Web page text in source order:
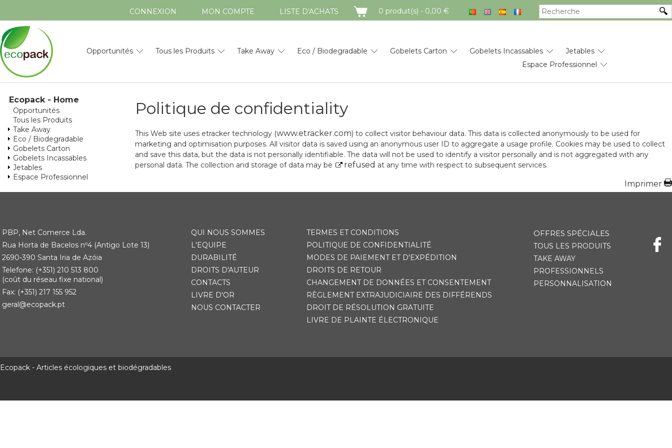
CONNEXION MON COMPTE LISTE D'ACHATS PANIER
0 produit(s) - 0,00 €
Opportunités Tous les Produits Take Away Eco / Biodegradable Gobelets Carton Gobelets Incassables
Jetables
Espace Professionnel
Ecopack - Home
Opportunités
Tous les Produits
Take Away
Eco / Biodegradable
Gobelets Carton
Gobelets Incassables
Jetables
Espace Professionnel
Politique de confidentiality
This Web site uses etracker technology (www.etracker.com) to collect visitor behaviour data. This data is collected anonymously to be used for
marketing and optimisation purposes. All visitor data is saved using an anonymous user ID to aggregate a usage profile. Cookies may be used to collect
and save this data, but the data is not personally identifiable. The data will not be used to identify a visitor personally and is not aggregated with any
personal data. The collection and storage of data may be
refused at any time with respect to subsequent services.
Imprimer
PBP, Net Comerce Lda.
Rua Horta de Bacelos nº4 (Antigo Lote 13)
2690-390 Santa Iria de Azóia
Telefone: (+351) 210 513 800
(coût du réseau fixe national)
Fax: (+351) 217 155 952
geral@ecopack.pt
QUI NOUS SOMMES
L'EQUIPE
DURABILITÉ
DROITS D'AUTEUR
CONTACTS
LIVRE D'OR
NOUS CONTACTER
TERMES ET CONDITIONS
POLITIQUE DE CONFIDENTIALITÉ
MODES DE PAIEMENT ET D'EXPÉDITION
DROITS DE RETOUR
CHANGEMENT DE DONNÉES ET CONSENTEMENT
RÈGLEMENT EXTRAJUDICIAIRE DES DIFFÉRENDS
DROIT DE RÉSOLUTION GRATUITE
LIVRE DE PLAINTE ÉLECTRONIQUE
OFFRES SPÉCIALES
TOUS LES PRODUITS
TAKE AWAY
PROFESSIONNELS
PERSONNALISATION
Ecopack - Articles écologiques et biodégradables